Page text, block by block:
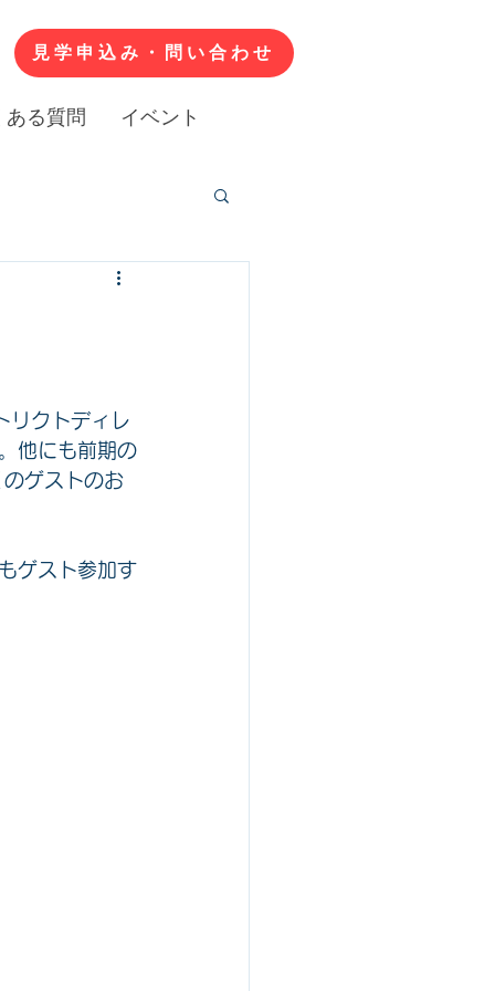
見学申込み・問い合わせ
ある質問 イベント
リクトディレ
他にも前期の
ゲストのお
ゲスト参加す